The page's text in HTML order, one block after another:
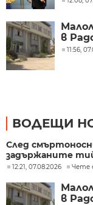
в
11:56,
ВОДЕЩИ
След
задържаните
12:21, 07.08.2026 Чете
в